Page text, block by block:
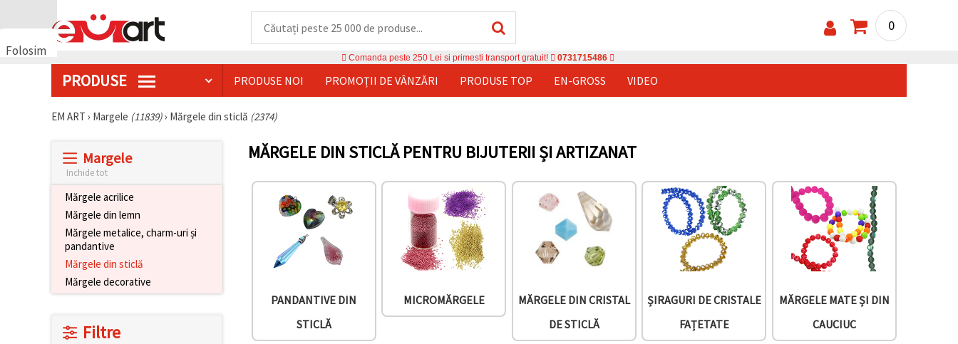
Folosim
0
Comanda peste 250 Lei si primesti transport gratuit! 0731715486
PRODUSE PRODUSE NOI PROMOȚII DE VÂNZĂRI PRODUSE TOP EN-GROSS VIDEO
EM ART › Margele (11839)› Mărgele din sticlă (2374)
Margele
Inchide tot
Mărgele acrilice
Mărgele din lemn
Mărgele metalice, charm-uri și
pandantive
Mărgele din sticlă
Mărgele decorative
Filtre
MĂRGELE DIN STICLĂ PENTRU BIJUTERII ȘI ARTIZANAT
PANDANTIVE DIN
STICLĂ
MICROMĂRGELE
MĂRGELE DIN CRISTAL
DE STICLĂ
ȘIRAGURI DE CRISTALE
FAȚETATE
MĂRGELE MATE ȘI DIN
CAUCIUC